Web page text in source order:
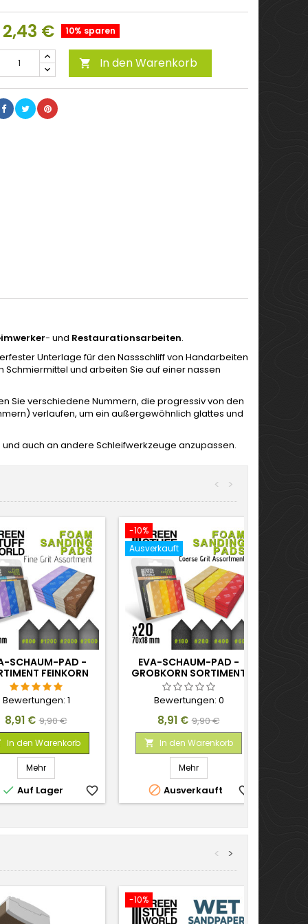
2,43 € 10% sparen
 In den Warenkorb
- und Restaurationsarbeiten.
Unterlage für den Nassschliff von Handarbeiten
und arbeiten Sie auf einer nassen
Sie verschiedene Nummern, die progressiv von den
verlaufen, um ein außergewöhnlich glattes und
auch an andere Schleifwerkzeuge anzupassen.
>
<
SCHAUM-PAD -
FEINKORN
X20
Bewertungen: 1
Preis
8,91 € Verkaufspreis
9,90 €
In den Warenkorb
Mehr
 Auf Lager favorite_border
-10%
Ausverkauft
EVA-SCHAUM-PAD -
GROBKORN SORTIMENT
X20
Bewertungen: 0
Preis
8,91 € Verkaufspreis
9,90 €
 In den Warenkorb
Mehr
 Ausverkauft favorite_border
>
<
-10%